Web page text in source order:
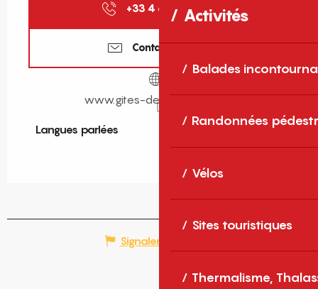
Activités
Balades
Randonnées
Vélos
Sites touristiques
Thermalisme,
+33 4 68 11 40 ▒▒
Contactez-nous
www.gites-de-france-sud.fr
Langues parlées
Langues parlées
Signaler une erreur